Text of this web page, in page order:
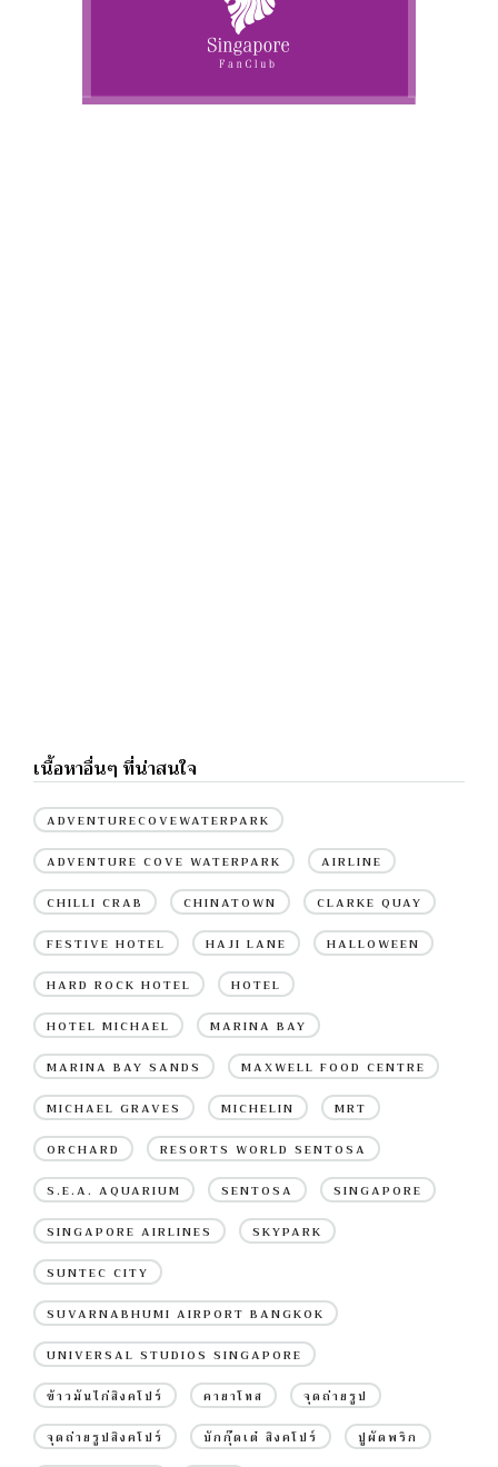
เนื้อหาอื่นๆ ที่น่าสนใจ
ADVENTURECOVEWATERPARK
ADVENTURE COVE WATERPARK AIRLINE
CHILLI CRAB CHINATOWN CLARKE QUAY
FESTIVE HOTEL HAJI LANE HALLOWEEN
HARD ROCK HOTEL HOTEL
HOTEL MICHAEL MARINA BAY
MARINA BAY SANDS MAXWELL FOOD CENTRE
MICHAEL GRAVES MICHELIN MRT
ORCHARD RESORTS WORLD SENTOSA
S.E.A. AQUARIUM SENTOSA SINGAPORE
SINGAPORE AIRLINES SKYPARK
SUNTEC CITY
SUVARNABHUMI AIRPORT BANGKOK
UNIVERSAL STUDIOS SINGAPORE
ข้าวมันไก่สิงคโปร์ คายาโทส จุดถ่ายรูป
จุดถ่ายรูปสิงคโปร์ บักกุ๊ดเต๋ สิงคโปร์ ปูผัดพริก